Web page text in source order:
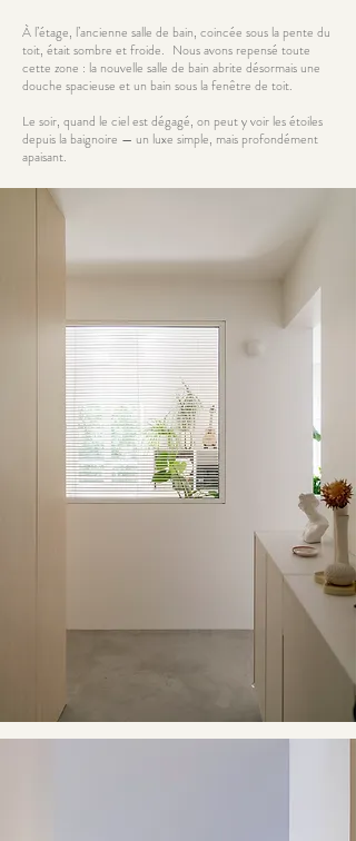
À l’étage, l’ancienne salle de bain, coincée sous la pente du
toit, était sombre et froide. Nous avons repensé toute
cette zone : la nouvelle salle de bain abrite désormais une
douche spacieuse et un bain sous la fenêtre de toit.
Le soir, quand le ciel est dégagé, on peut y voir les étoiles
depuis la baignoire — un luxe simple, mais profondément
apaisant.